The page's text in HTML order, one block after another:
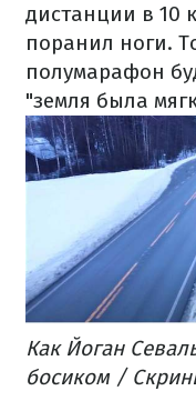
дистанции в 10
поранил ноги.
полумарафон
"земля была
Как Йоган
босиком /